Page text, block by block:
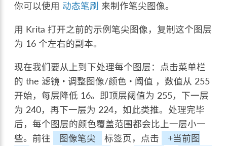
你可以使用 动态笔刷 来制作笔尖图像。
用 Krita 打开之前的示例笔尖图像，复制这个图层
为 16 个左右的副本。
现在我们要从上到下处理每个图层：点击菜单栏
的 the 滤镜 ‣ 调整图像/颜色 ‣ 阈值 ，数值从 255
开始，每层降低 16。即顶层阈值为 255，下一层
为 240，再下一层为 224，如此类推。处理完毕
后，每个图层的颜色覆盖范围都会比上一层小一
些。前往
图像笔尖 标签页，点击
+当前图